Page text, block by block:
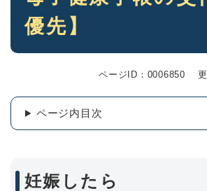
優先】
ページID：0006850
ページ内目次
妊娠したら